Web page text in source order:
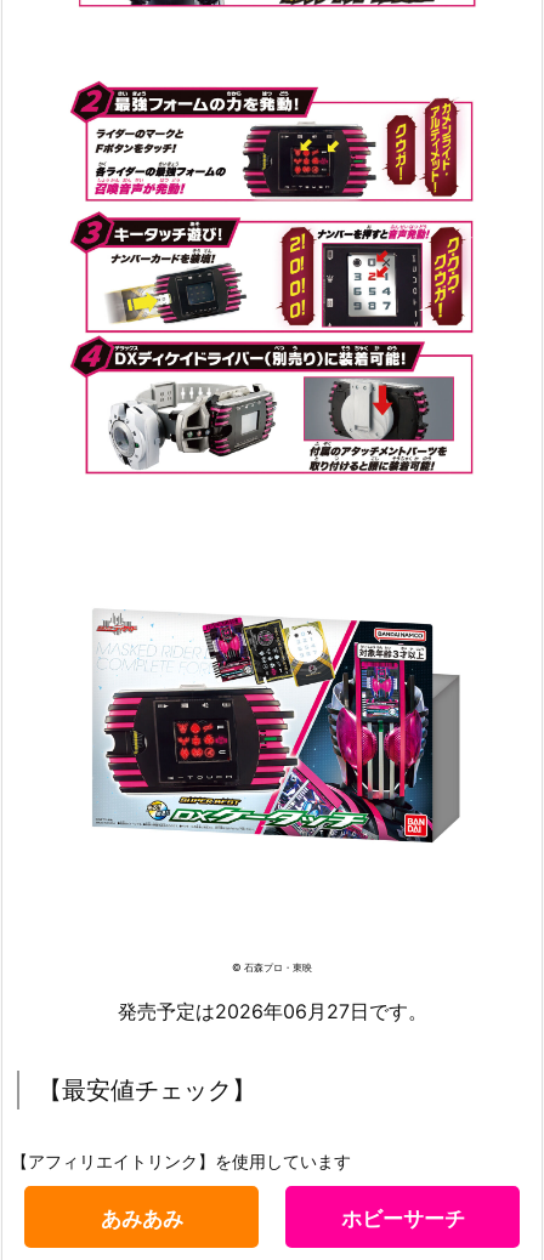
© 石森プロ・東映
発売予定は2026年06月27日です。
【最安値チェック】
【アフィリエイトリンク】を使用しています
あみあみ ホビーサーチ